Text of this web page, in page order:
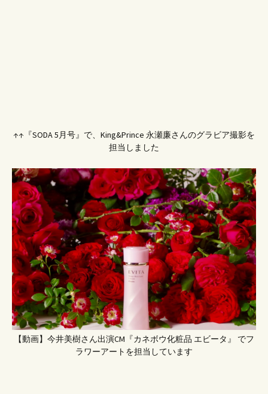
↑↑『SODA 5月号』で、King&Prince 永瀬廉さんのグラビア撮影を
担当しました
【動画】今井美樹さん出演CM『カネボウ化粧品 エビータ』 でフ
ラワーアートを担当しています